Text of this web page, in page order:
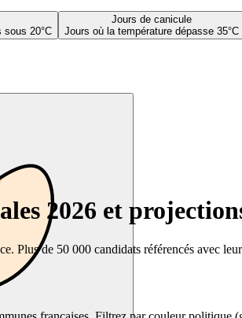
sous 20°C
Jours de canicule
Jours où la température dépasse 35°C
2026 et
Plus de 50 000 candidats référencés avec